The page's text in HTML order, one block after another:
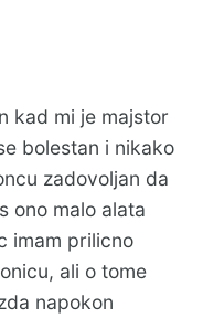
kad mi je majstor
bolestan i nikako
zadovoljan da
ono malo alata
imam prilicno
ali o tome
napokon